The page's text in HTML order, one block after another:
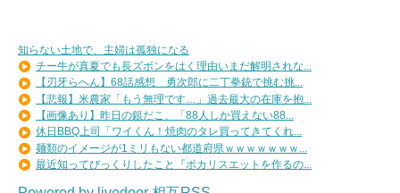
知らない土地で、主婦は孤独になる
チー牛が真夏でも長ズボンをはく理由いまだ解明されな...
【刃牙らへん】68話感想 勇次郎に二丁拳銃で挑む挑...
【悲報】米農家「もう無理です…」過去最大の在庫を抱...
【画像あり】昨日の銀だこ、「88人しか買えない88...
休日BBQ上司「ワイくん！焼肉のタレ買ってきてくれ...
麺類のイメージが1ミリもない都道府県ｗｗｗｗｗｗｗ...
最近知ってびっくりしたこと『ポカリスエットを作るの...